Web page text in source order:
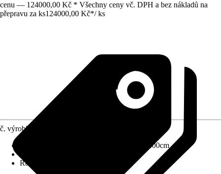
cenu — 124000,00 Kč * Všechny ceny vč. DPH a bez nákladů na
přepravu za ks124000,00 Kč*/ ks
č. výrobku
400x400cm
Rozměry sloupů/sloupků